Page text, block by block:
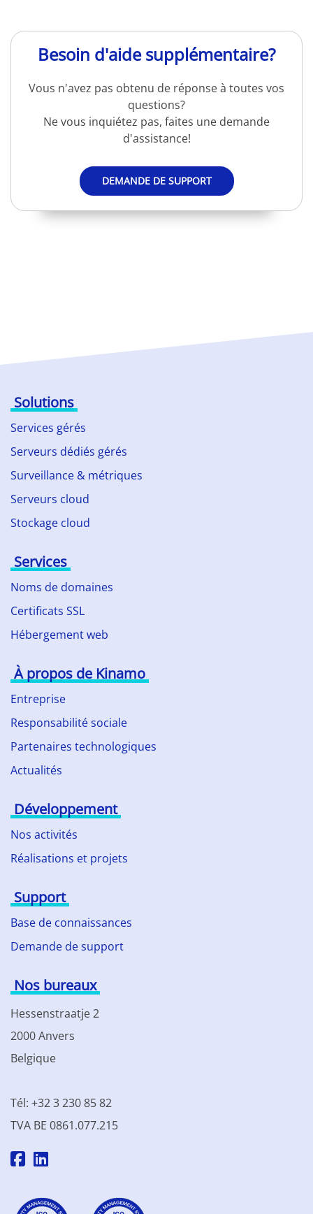
Besoin d'aide supplémentaire?
Vous n'avez pas obtenu de réponse à toutes vos
questions?
Ne vous inquiétez pas, faites une demande
d'assistance!
DEMANDE DE SUPPORT
Solutions
Services gérés
Serveurs dédiés gérés
Surveillance & métriques
Serveurs cloud
Stockage cloud
Services
Noms de domaines
Certificats SSL
Hébergement web
À propos de Kinamo
Entreprise
Responsabilité sociale
Partenaires technologiques
Actualités
Développement
Nos activités
Réalisations et projets
Support
Base de connaissances
Demande de support
Nos bureaux
Hessenstraatje 2
2000 Anvers
Belgique
Tél: +32 3 230 85 82
TVA BE 0861.077.215